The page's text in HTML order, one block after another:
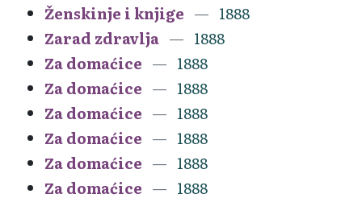
Ženskinje i knjige
1888
Zarad zdravlja
1888
Za domaćice
1888
Za domaćice
1888
Za domaćice
1888
Za domaćice
1888
Za domaćice
1888
Za domaćice
1888